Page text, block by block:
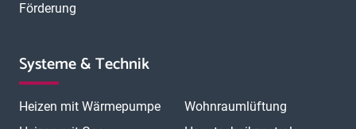
Förderung
Systeme & Technik
Heizen mit Wärmepumpe
Wohnraumlüftung